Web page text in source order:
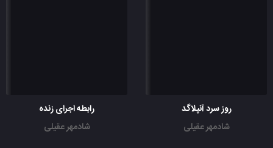
روز سرد آنپلاگد
شادمهر عقیلی
رابطه اجرای زنده
شادمهر عقیلی